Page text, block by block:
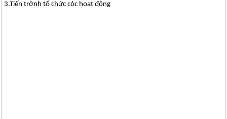
3.Tiến trỡnh tổ chức cỏc hoạt động